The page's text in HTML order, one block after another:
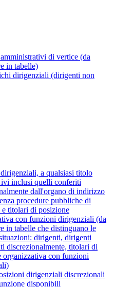
di vertice (da
in tabelle)
dirigenziali (dirigenti non
a qualsiasi titolo
inclusi quelli conferiti
dall'organo di indirizzo
procedure pubbliche di
e titolari di posizione
con funzioni dirigenziali (da
in tabelle che distinguano le
dirigenti, dirigenti
discrezionalmente, titolari di
organizzativa con funzioni
dirigenziali discrezionali
disponibili